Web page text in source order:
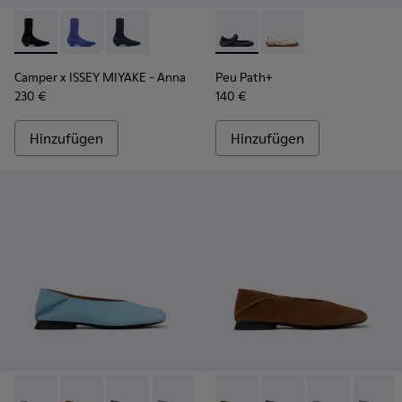
Camper x ISSEY MIYAKE - Anna - K400865-005 -
Camper x ISSEY MIYAKE - Anna - K400865-004
Camper x ISSEY MIYAKE - Anna - K400865-
Camper x ISSEY MIYAKE - Anna
230 €
Hinzufügen
Peu Path+ - K201987-001 -
Peu Path+ -
Peu Path+
140 €
Hinzufügen